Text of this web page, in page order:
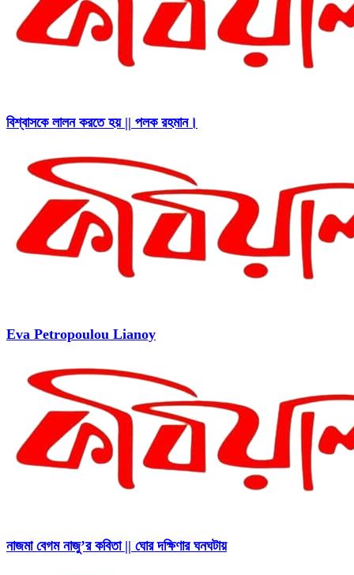
বিশ্বাসকে লালন করতে হয় || পলক রহমান।
Eva Petropoulou Lianoy
নাজমা বেগম নাজু’র কবিতা || ঘোর দক্ষিণার ঘনঘটায়